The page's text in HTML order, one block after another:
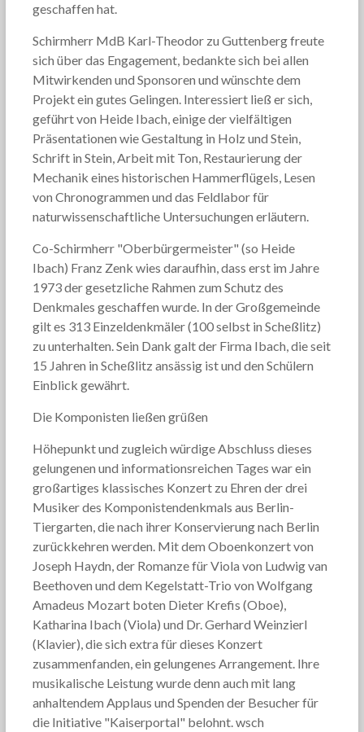
geschaffen hat.
Schirmherr MdB Karl-Theodor zu Guttenberg freute
sich über das Engagement, bedankte sich bei allen
Mitwirkenden und Sponsoren und wünschte dem
Projekt ein gutes Gelingen. Interessiert ließ er sich,
geführt von Heide Ibach, einige der vielfältigen
Präsentationen wie Gestaltung in Holz und Stein,
Schrift in Stein, Arbeit mit Ton, Restaurierung der
Mechanik eines historischen Hammerflügels, Lesen
von Chronogrammen und das Feldlabor für
naturwissenschaftliche Untersuchungen erläutern.
Co-Schirmherr "Oberbürgermeister" (so Heide
Ibach) Franz Zenk wies daraufhin, dass erst im Jahre
1973 der gesetzliche Rahmen zum Schutz des
Denkmales geschaffen wurde. In der Großgemeinde
gilt es 313 Einzeldenkmäler (100 selbst in Scheßlitz)
zu unterhalten. Sein Dank galt der Firma Ibach, die seit
15 Jahren in Scheßlitz ansässig ist und den Schülern
Einblick gewährt.
Die Komponisten ließen grüßen
Höhepunkt und zugleich würdige Abschluss dieses
gelungenen und informationsreichen Tages war ein
großartiges klassisches Konzert zu Ehren der drei
Musiker des Komponistendenkmals aus Berlin-
Tiergarten, die nach ihrer Konservierung nach Berlin
zurückkehren werden. Mit dem Oboenkonzert von
Joseph Haydn, der Romanze für Viola von Ludwig van
Beethoven und dem Kegelstatt-Trio von Wolfgang
Amadeus Mozart boten Dieter Krefis (Oboe),
Katharina Ibach (Viola) und Dr. Gerhard Weinzierl
(Klavier), die sich extra für dieses Konzert
zusammenfanden, ein gelungenes Arrangement. Ihre
musikalische Leistung wurde denn auch mit lang
anhaltendem Applaus und Spenden der Besucher für
die Initiative "Kaiserportal" belohnt. wsch